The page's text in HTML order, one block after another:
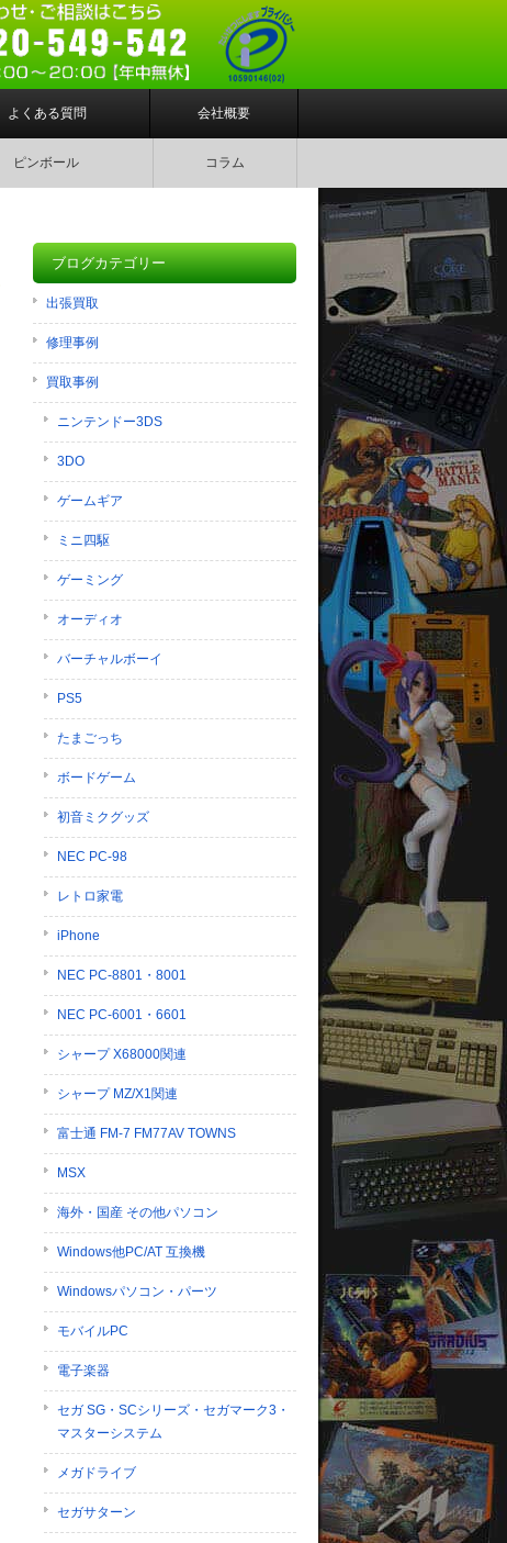
よくある質問 会社概要
ピンボール コラム
ブログカテゴリー
出張買取
修理事例
買取事例
ニンテンドー3DS
3DO
ゲームギア
ミニ四駆
ゲーミング
オーディオ
バーチャルボーイ
PS5
たまごっち
ボードゲーム
初音ミクグッズ
NEC PC-98
レトロ家電
iPhone
NEC PC-8801・8001
NEC PC-6001・6601
シャープ X68000関連
シャープ MZ/X1関連
富士通 FM-7 FM77AV TOWNS
MSX
海外・国産 その他パソコン
Windows他PC/AT 互換機
Windowsパソコン・パーツ
モバイルPC
電子楽器
セガ SG・SCシリーズ・セガマーク3・
マスターシステム
メガドライブ
セガサターン